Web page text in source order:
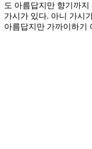
도 아름답지만 향기까
가시가 있다. 아니 가시
아름답지만 가까이하기